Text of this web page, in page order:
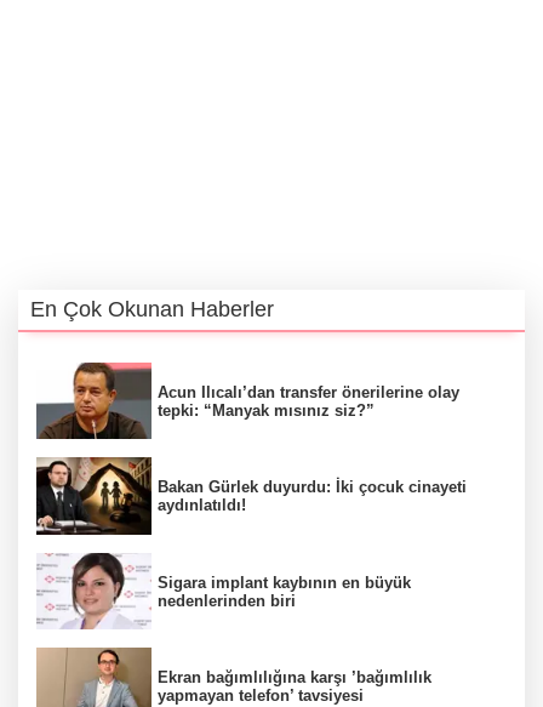
En Çok Okunan Haberler
Acun Ilıcalı’dan transfer önerilerine olay
tepki: “Manyak mısınız siz?”
Bakan Gürlek duyurdu: İki çocuk cinayeti
aydınlatıldı!
Sigara implant kaybının en büyük
nedenlerinden biri
Ekran bağımlılığına karşı ’bağımlılık
yapmayan telefon’ tavsiyesi